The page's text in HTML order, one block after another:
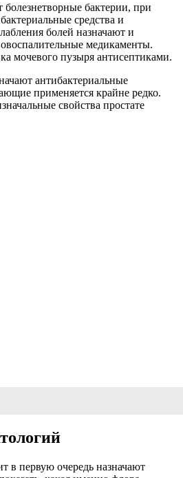
бактерии, при
средства и
болей назначают и
медикаменты.
мочевого пузыря антисептиками.
антибактериальные
применяется крайне редко.
свойства простате
в первую очередь назначают